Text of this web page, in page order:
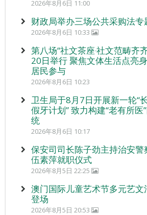
2026年8月6日 11:00
财政局举办三场公共采购法专
2026年8月6日 10:33
第八场“社文茶座‧社文范畴齐
20日举行 聚焦文体生活点亮
居民参与
2026年8月6日 10:23
卫生局于8月7日开展新一轮“
假牙计划” 致力构建“老有所医
统
2026年8月6日 10:17
保安司司长陈子劲主持治安警
伍素萍就职仪式
2026年8月5日 22:25
澳门国际儿童艺术节多元艺文
登场
2026年8月5日 20:53